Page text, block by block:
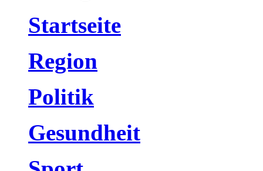
Startseite
Region
Politik
Gesundheit